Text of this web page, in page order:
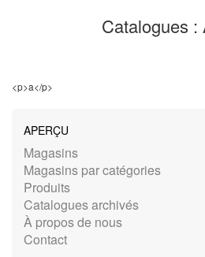
Catalogues :
<p>a</p>
APERÇU
Magasins
Magasins par catégories
Produits
Catalogues archivés
À propos de nous
Contact